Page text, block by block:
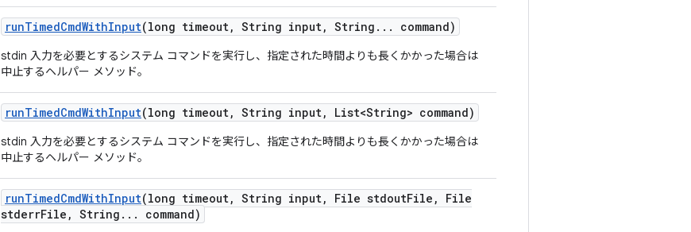
runTimedCmdWithInput(long timeout, String input, String . . . command)
stdin 入力を必要とするシステム コマンドを実行し、指定された時間よりも長くかかった場合は
中止するヘルパー メソッド。
runTimedCmdWithInput(long timeout, String input, List<String> command)
stdin 入力を必要とするシステム コマンドを実行し、指定された時間よりも長くかかった場合は
中止するヘルパー メソッド。
runTimedCmdWithInput(long timeout, String input, File stdoutFile ,
File
stderrFile , String . . . command)